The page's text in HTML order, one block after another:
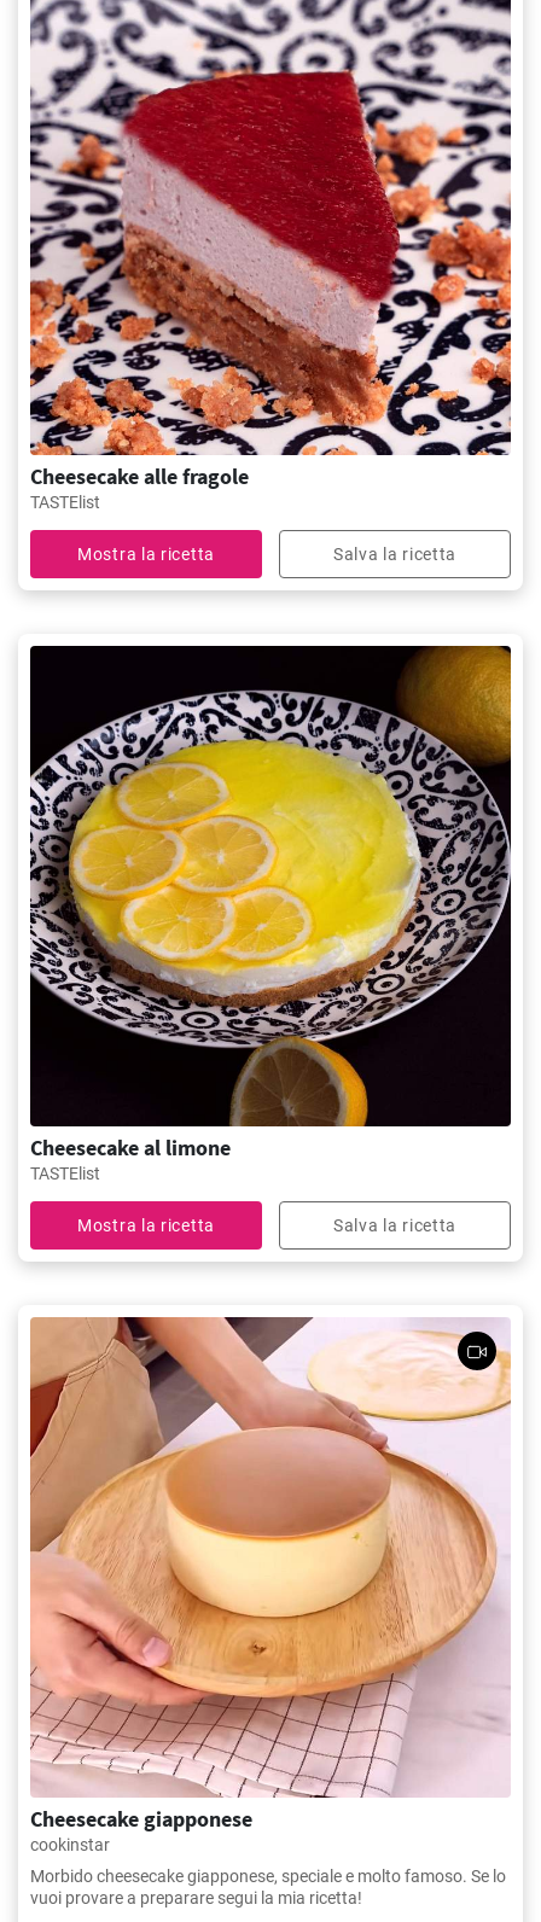
Cheesecake alle fragole
TASTElist
Mostra la ricetta Salva la ricetta
Cheesecake al limone
TASTElist
Mostra la ricetta Salva la ricetta
Cheesecake giapponese
cookinstar
Morbido cheesecake giapponese, speciale e molto famoso. Se lo
vuoi provare a preparare segui la mia ricetta!